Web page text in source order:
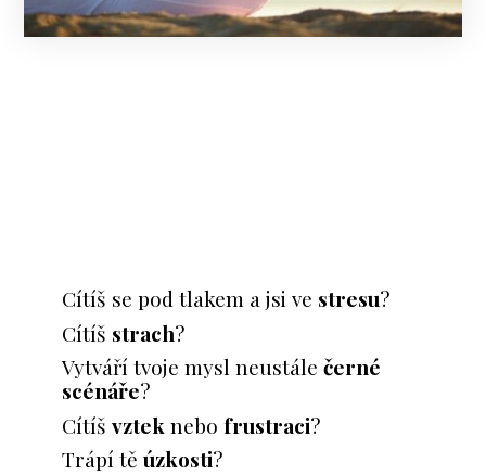
Cítíš se pod tlakem a jsi ve stresu?
Cítíš strach?
Vytváří tvoje mysl neustálečerné
scénáře?
Cítíšvztek nebofrustraci?
Trápí těúzkosti?